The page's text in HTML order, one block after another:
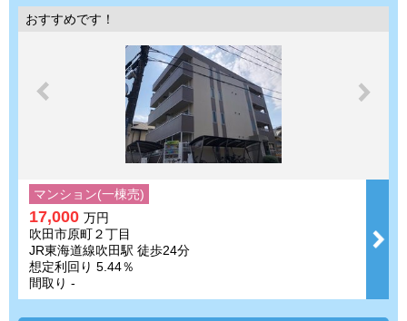
おすすめです！
マンション(一棟売)
17,000 万円
吹田市原町２丁目
JR東海道線吹田駅 徒歩24分
想定利回り 5.44％
間取り -